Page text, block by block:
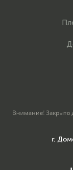
Внимание! Закрыто
г.